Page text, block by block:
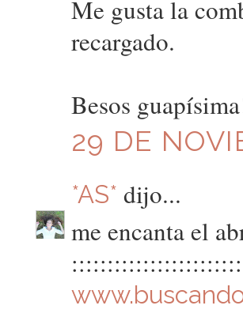
Me gusta la
recargado.
Besos
29 DE
*AS* dijo...
me encanta el